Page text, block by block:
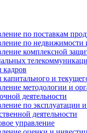
по поставкам
по недвижимости
комплексной
кадров
капитального и
методологии и
деятельности
по эксплуатации
деятельности
управление